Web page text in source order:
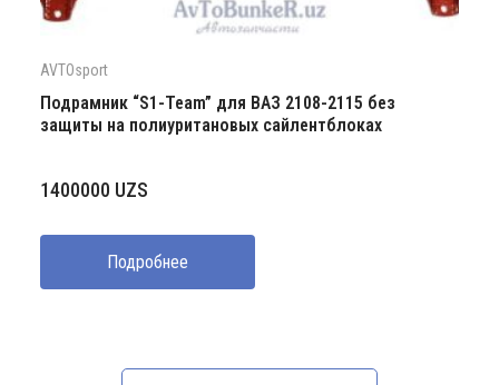
AVTOsport
Подрамник “S1-Team” для ВАЗ 2108-2115 без
защиты на полиуритановых сайлентблоках
1400000 UZS
Подробнее